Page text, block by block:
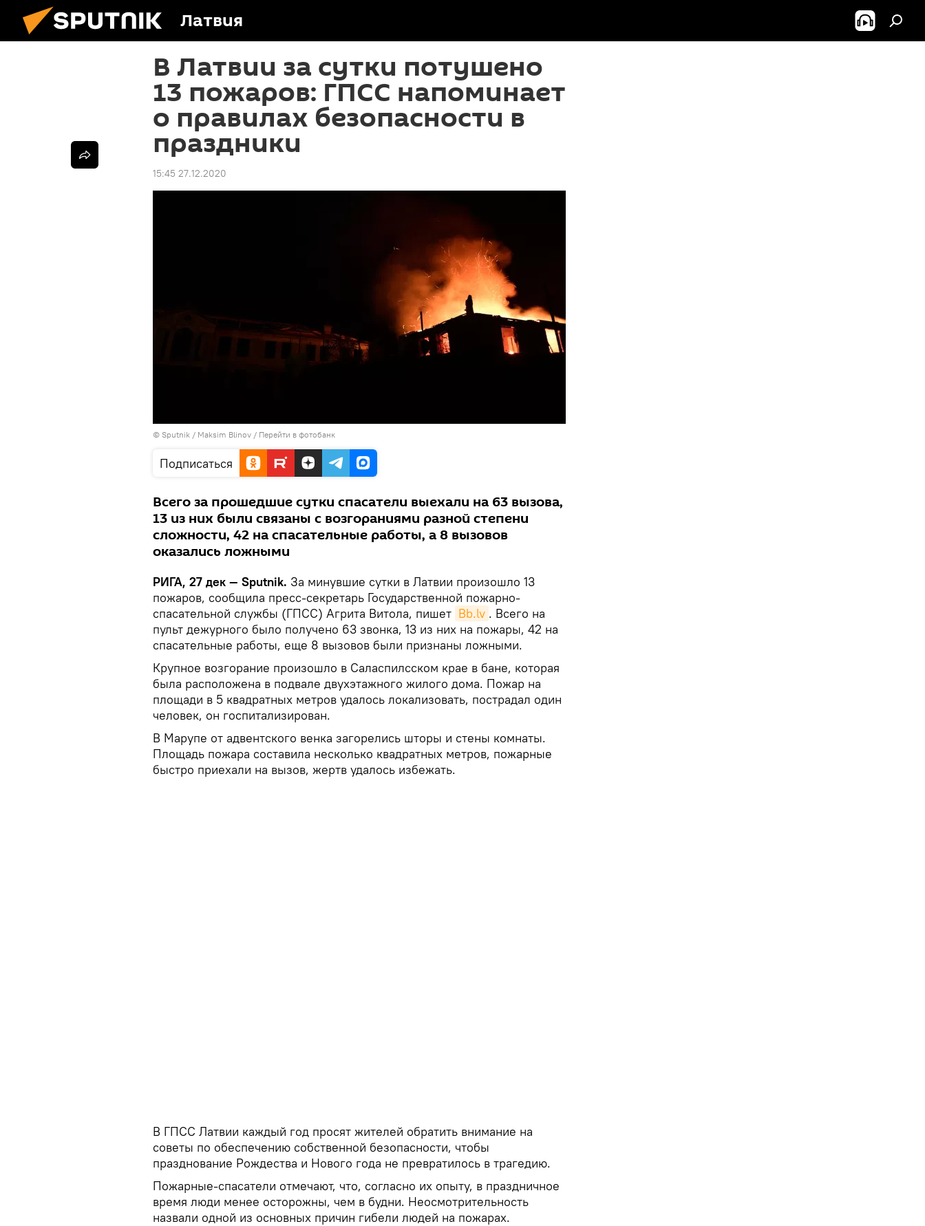
Латвия
В Латвии за сутки потушено
13 пожаров: ГПСС напоминает
о правилах безопасности в
праздники
15:45 27.12.2020
© Sputnik / Maksim Blinov / Перейти в фотобанк
Подписаться
Всего за прошедшие сутки спасатели выехали на 63 вызова,
13 из них были связаны с возгораниями разной степени
сложности, 42 на спасательные работы, а 8 вызовов
оказались ложными
РИГА, 27 дек — Sputnik. За минувшие сутки в Латвии произошло 13
пожаров, сообщила пресс-секретарь Государственной пожарно-
спасательной службы (ГПСС) Агрита Витола, пишет Bb.lv . Всего на
пульт дежурного было получено 63 звонка, 13 из них на пожары, 42 на
спасательные работы, еще 8 вызовов были признаны ложными.
Крупное возгорание произошло в Саласпилсском крае в бане, которая
была расположена в подвале двухэтажного жилого дома. Пожар на
площади в 5 квадратных метров удалось локализовать, пострадал один
человек, он госпитализирован.
В Марупе от адвентского венка загорелись шторы и стены комнаты.
Площадь пожара составила несколько квадратных метров, пожарные
быстро приехали на вызов, жертв удалось избежать.
В ГПСС Латвии каждый год просят жителей обратить внимание на
советы по обеспечению собственной безопасности, чтобы
празднование Рождества и Нового года не превратилось в трагедию.
Пожарные-спасатели отмечают, что, согласно их опыту, в праздничное
время люди менее осторожны, чем в будни. Неосмотрительность
назвали одной из основных причин гибели людей на пожарах.